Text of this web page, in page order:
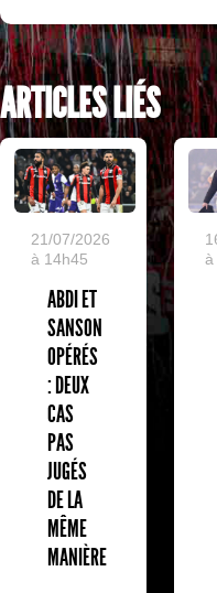
ARTICLES LIÉS
21/07/2026
à 14h45
ABDI ET
SANSON
OPÉRÉS
: DEUX
CAS
PAS
JUGÉS
DE LA
MÊME
MANIÈRE
à